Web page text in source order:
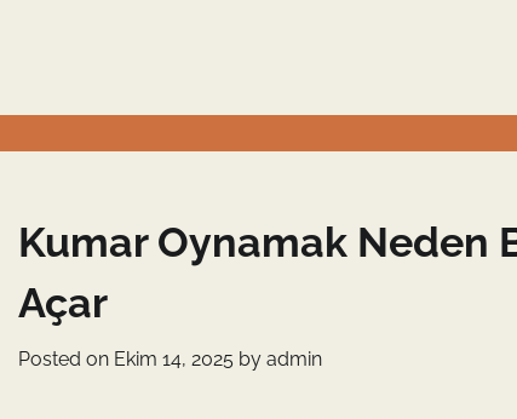
Kumar Oynamak Neden
Açar
Posted on Ekim 14, 2025 by admin